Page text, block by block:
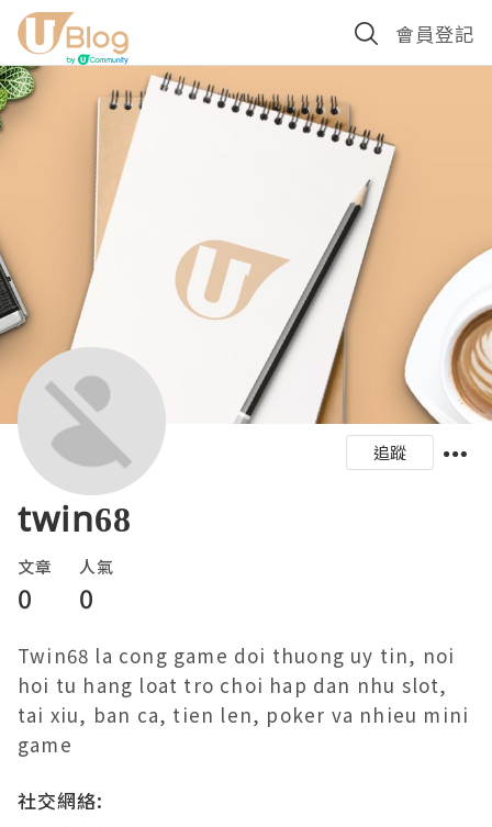
會員登記
追蹤
twin68
文章
0
人氣
0
Twin68 la cong game doi thuong uy tin, noi
hoi tu hang loat tro choi hap dan nhu slot,
tai xiu, ban ca, tien len, poker va nhieu mini
game
社交網絡: